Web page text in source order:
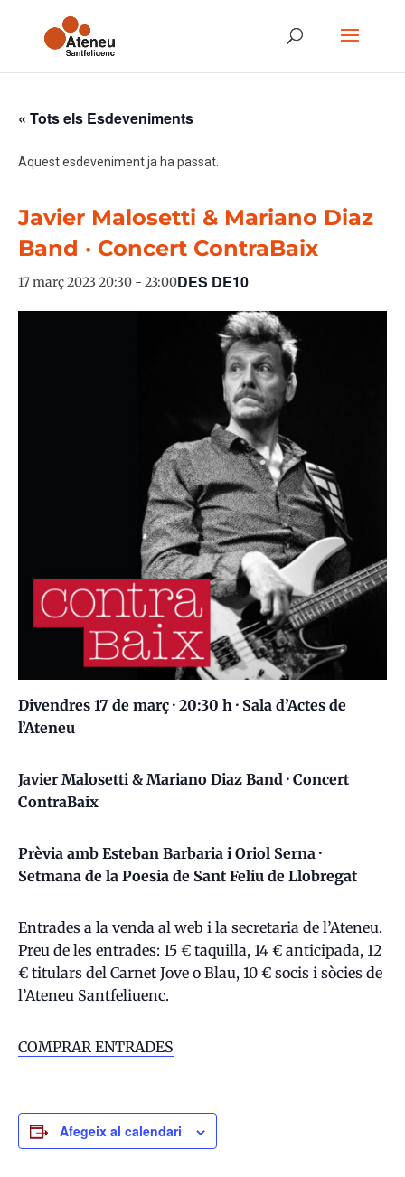
« Tots els Esdeveniments
Aquest esdeveniment ja ha passat.
Javier Malosetti & Mariano Diaz
Band · Concert ContraBaix
17 març 2023 20:30 - 23:00DES DE10
Divendres 17 de març · 20:30 h · Sala d’Actes de
l’Ateneu
Javier Malosetti & Mariano Diaz Band · Concert
ContraBaix
Prèvia amb Esteban Barbaria i Oriol Serna ·
Setmana de la Poesia de Sant Feliu de Llobregat
Entrades a la venda al web i la secretaria de l’Ateneu.
Preu de les entrades: 15 € taquilla, 14 € anticipada, 12
€ titulars del Carnet Jove o Blau, 10 € socis i sòcies de
l’Ateneu Santfeliuenc.
COMPRAR ENTRADES
Afegeix al calendari